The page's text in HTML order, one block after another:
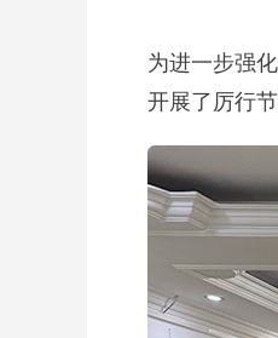
为进一步强
开展了厉行